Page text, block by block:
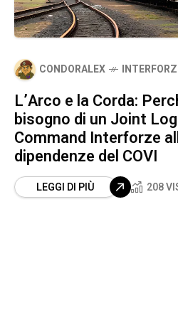
CONDORALEX
L’Arco e la Corda:
bisogno di un Joint
Command Interforze
dipendenze del COVI
LEGGI DI PIÙ 208